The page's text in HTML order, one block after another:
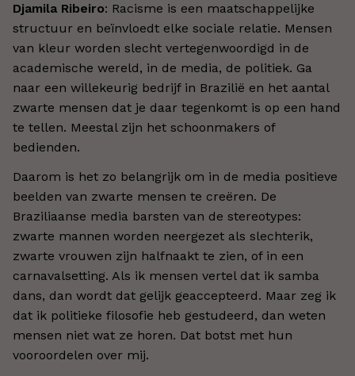
Djamila Ribeiro: Racisme is een maatschappelijke
structuur en beïnvloedt elke sociale relatie. Mensen
van kleur worden slecht vertegenwoordigd in de
academische wereld, in de media, de politiek. Ga
naar een willekeurig bedrijf in Brazilië en het aantal
zwarte mensen dat je daar tegenkomt is op een hand
te tellen. Meestal zijn het schoonmakers of
bedienden.
Daarom is het zo belangrijk om in de media positieve
beelden van zwarte mensen te creëren. De
Braziliaanse media barsten van de stereotypes:
zwarte mannen worden neergezet als slechterik,
zwarte vrouwen zijn halfnaakt te zien, of in een
carnavalsetting. Als ik mensen vertel dat ik samba
dans, dan wordt dat gelijk geaccepteerd. Maar zeg ik
dat ik politieke filosofie heb gestudeerd, dan weten
mensen niet wat ze horen. Dat botst met hun
vooroordelen over mij.